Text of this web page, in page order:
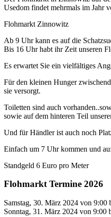
Usedom findet mehrmals im Jahr
Flohmarkt Zinnowitz
Ab 9 Uhr kann es auf die
Bis 16 Uhr habt ihr Zeit unseren
Es erwartet Sie ein vielfältiges
Für den kleinen Hunger
sie versorgt.
Toiletten sind auch
sowie auf dem hinteren Teil
Und für Händler ist auch noch
Einfach um 7 Uhr kommen und
Standgeld 6 Euro pro Meter
Flohmarkt Termine 2026
Samstag, 30. März 2024 von 9:00
Sonntag, 31. März 2024 von 9:00